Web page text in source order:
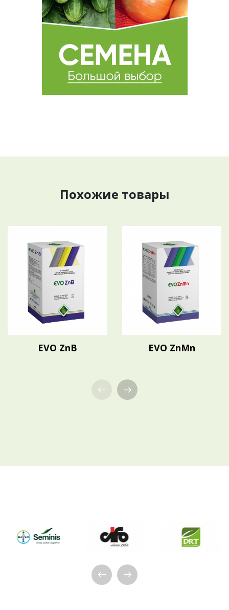
Похожие товары
EVO ZnB EVO ZnMn